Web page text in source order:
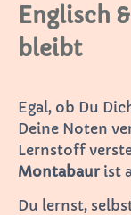
Englisch
bleibt
Egal, ob Du
Deine Noten
Lernstoff
Montabaurist
Du lernst,